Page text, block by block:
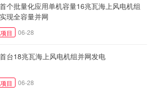
个批量化应用单机容量16兆瓦海上风电机组
现全容量并网
目 06-28
台18兆瓦海上风电机组并网发电
目 06-28